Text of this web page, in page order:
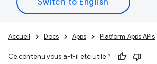
Accueil Docs Apps Platform Apps APIs
Ce contenu vous a-t-il été utile ?